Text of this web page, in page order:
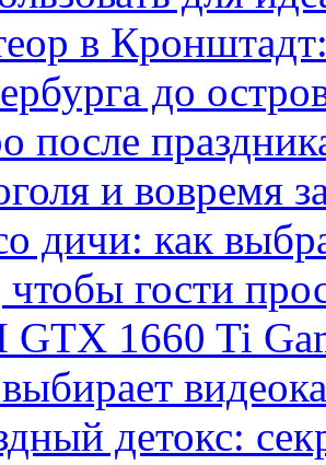
в
до
после
и вовремя
дичи: как
чтобы гости
GTX 1660 Ti
детокс: